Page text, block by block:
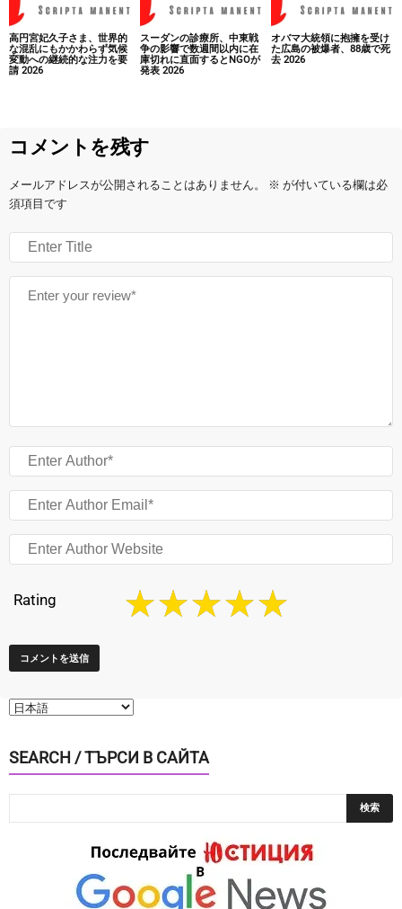
高円宮妃久子さま、世界的
な混乱にもかかわらず気候
変動への継続的な注力を要
請 2026
スーダンの診療所、中東戦
争の影響で数週間以内に在
庫切れに直面するとNGOが
発表 2026
オバマ大統領に抱擁を受け
た広島の被爆者、88歳で死
去 2026
コメントを残す
メールアドレスが公開されることはありません。 ※ が付いている欄は必
須項目です
Rating
SEARCH / ТЪРСИ В САЙТА